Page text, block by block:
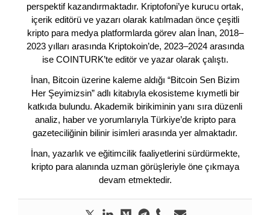
perspektif kazandırmaktadır. Kriptofoni’ye kurucu ortak,
içerik editörü ve yazarı olarak katılmadan önce çeşitli
kripto para medya platformlarda görev alan İnan, 2018–
2023 yılları arasında Kriptokoin’de, 2023–2024 arasında
ise COINTURK’te editör ve yazar olarak çalıştı.
İnan, Bitcoin üzerine kaleme aldığı “Bitcoin Sen Bizim
Her Şeyimizsin” adlı kitabıyla ekosisteme kıymetli bir
katkıda bulundu. Akademik birikiminin yanı sıra düzenli
analiz, haber ve yorumlarıyla Türkiye’de kripto para
gazeteciliğinin bilinir isimleri arasında yer almaktadır.
İnan, yazarlık ve eğitimcilik faaliyetlerini sürdürmekte,
kripto para alanında uzman görüşleriyle öne çıkmaya
devam etmektedir.